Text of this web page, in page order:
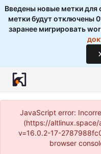
Введены новые метки
метки будут отключены
заранее мигрировать
JavaScript error:
(https://altlinux.space/
v=16.0.2-17-
browser